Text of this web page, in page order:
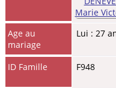
Age au
mariage
Lui : 27
ID Famille F948